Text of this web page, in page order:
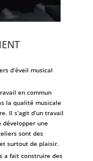
d’éveil musical
en commun
la qualité musicale
Il s’agit d’un travail
développer une
sont des
surtout de plaisir.
a fait construire des